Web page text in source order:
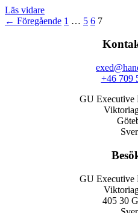
Läs vidare
← Föregående 1 … 5 6 7
+46 709
GU Executive
GU Executive
405 30